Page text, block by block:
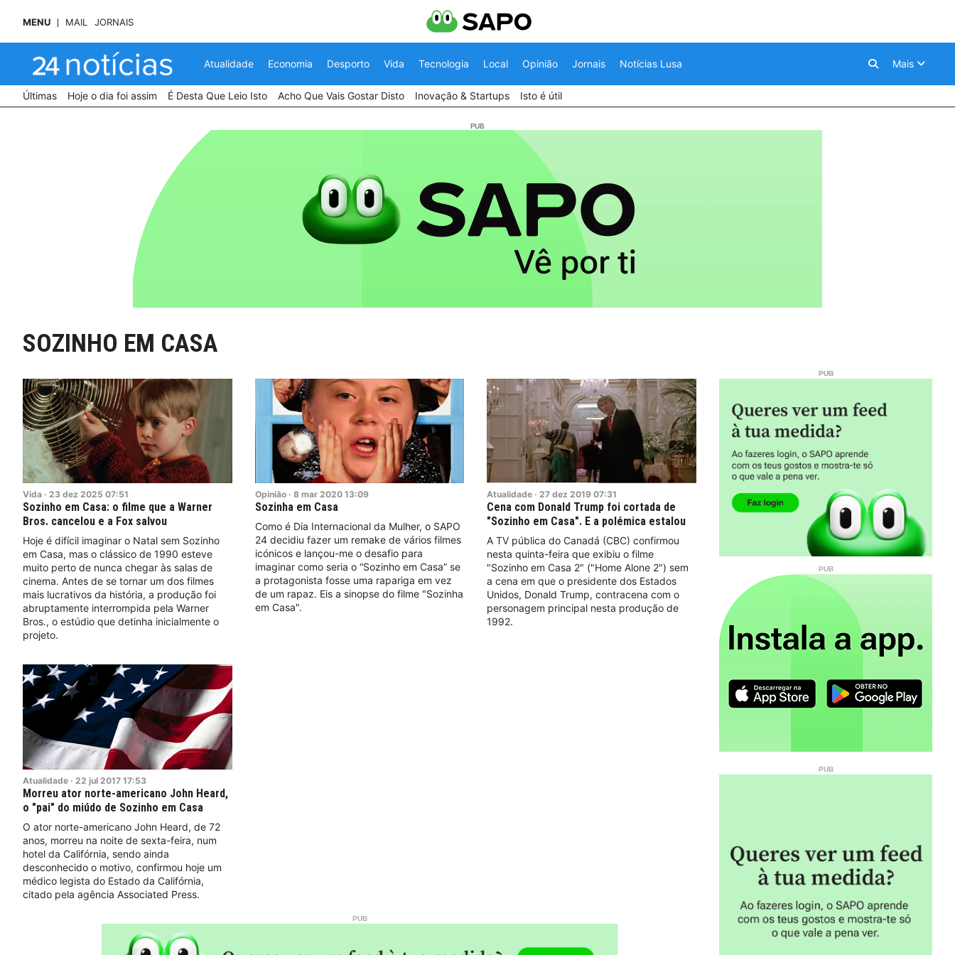
MENU MAIL JORNAIS
Atualidade Economia Desporto Vida Tecnologia Local Opinião Jornais Notícias Lusa Mais
Últimas Hoje o dia foi assim É Desta Que Leio Isto Acho Que Vais Gostar Disto Inovação & Startups Isto é útil
SOZINHO EM CASA
Vida · 23 dez 2025 07:51
Sozinho em Casa: o filme que a Warner
Bros. cancelou e a Fox salvou
Hoje é difícil imaginar o Natal sem Sozinho
em Casa, mas o clássico de 1990 esteve
muito perto de nunca chegar às salas de
cinema. Antes de se tornar um dos filmes
mais lucrativos da história, a produção foi
abruptamente interrompida pela Warner
Bros., o estúdio que detinha inicialmente o
projeto.
Opinião · 8 mar 2020 13:09
Sozinha em Casa
Como é Dia Internacional da Mulher, o SAPO
24 decidiu fazer um remake de vários filmes
icónicos e lançou-me o desafio para
imaginar como seria o “Sozinho em Casa” se
a protagonista fosse uma rapariga em vez
de um rapaz. Eis a sinopse do filme "Sozinha
em Casa".
Atualidade · 27 dez 2019 07:31
Cena com Donald Trump foi cortada de
"Sozinho em Casa". E a polémica estalou
A TV pública do Canadá (CBC) confirmou
nesta quinta-feira que exibiu o filme
"Sozinho em Casa 2" ("Home Alone 2") sem
a cena em que o presidente dos Estados
Unidos, Donald Trump, contracena com o
personagem principal nesta produção de
1992.
Atualidade · 22 jul 2017 17:53
Morreu ator norte-americano John Heard,
o "pai" do miúdo de Sozinho em Casa
O ator norte-americano John Heard, de 72
anos, morreu na noite de sexta-feira, num
hotel da Califórnia, sendo ainda
desconhecido o motivo, confirmou hoje um
médico legista do Estado da Califórnia,
citado pela agência Associated Press.